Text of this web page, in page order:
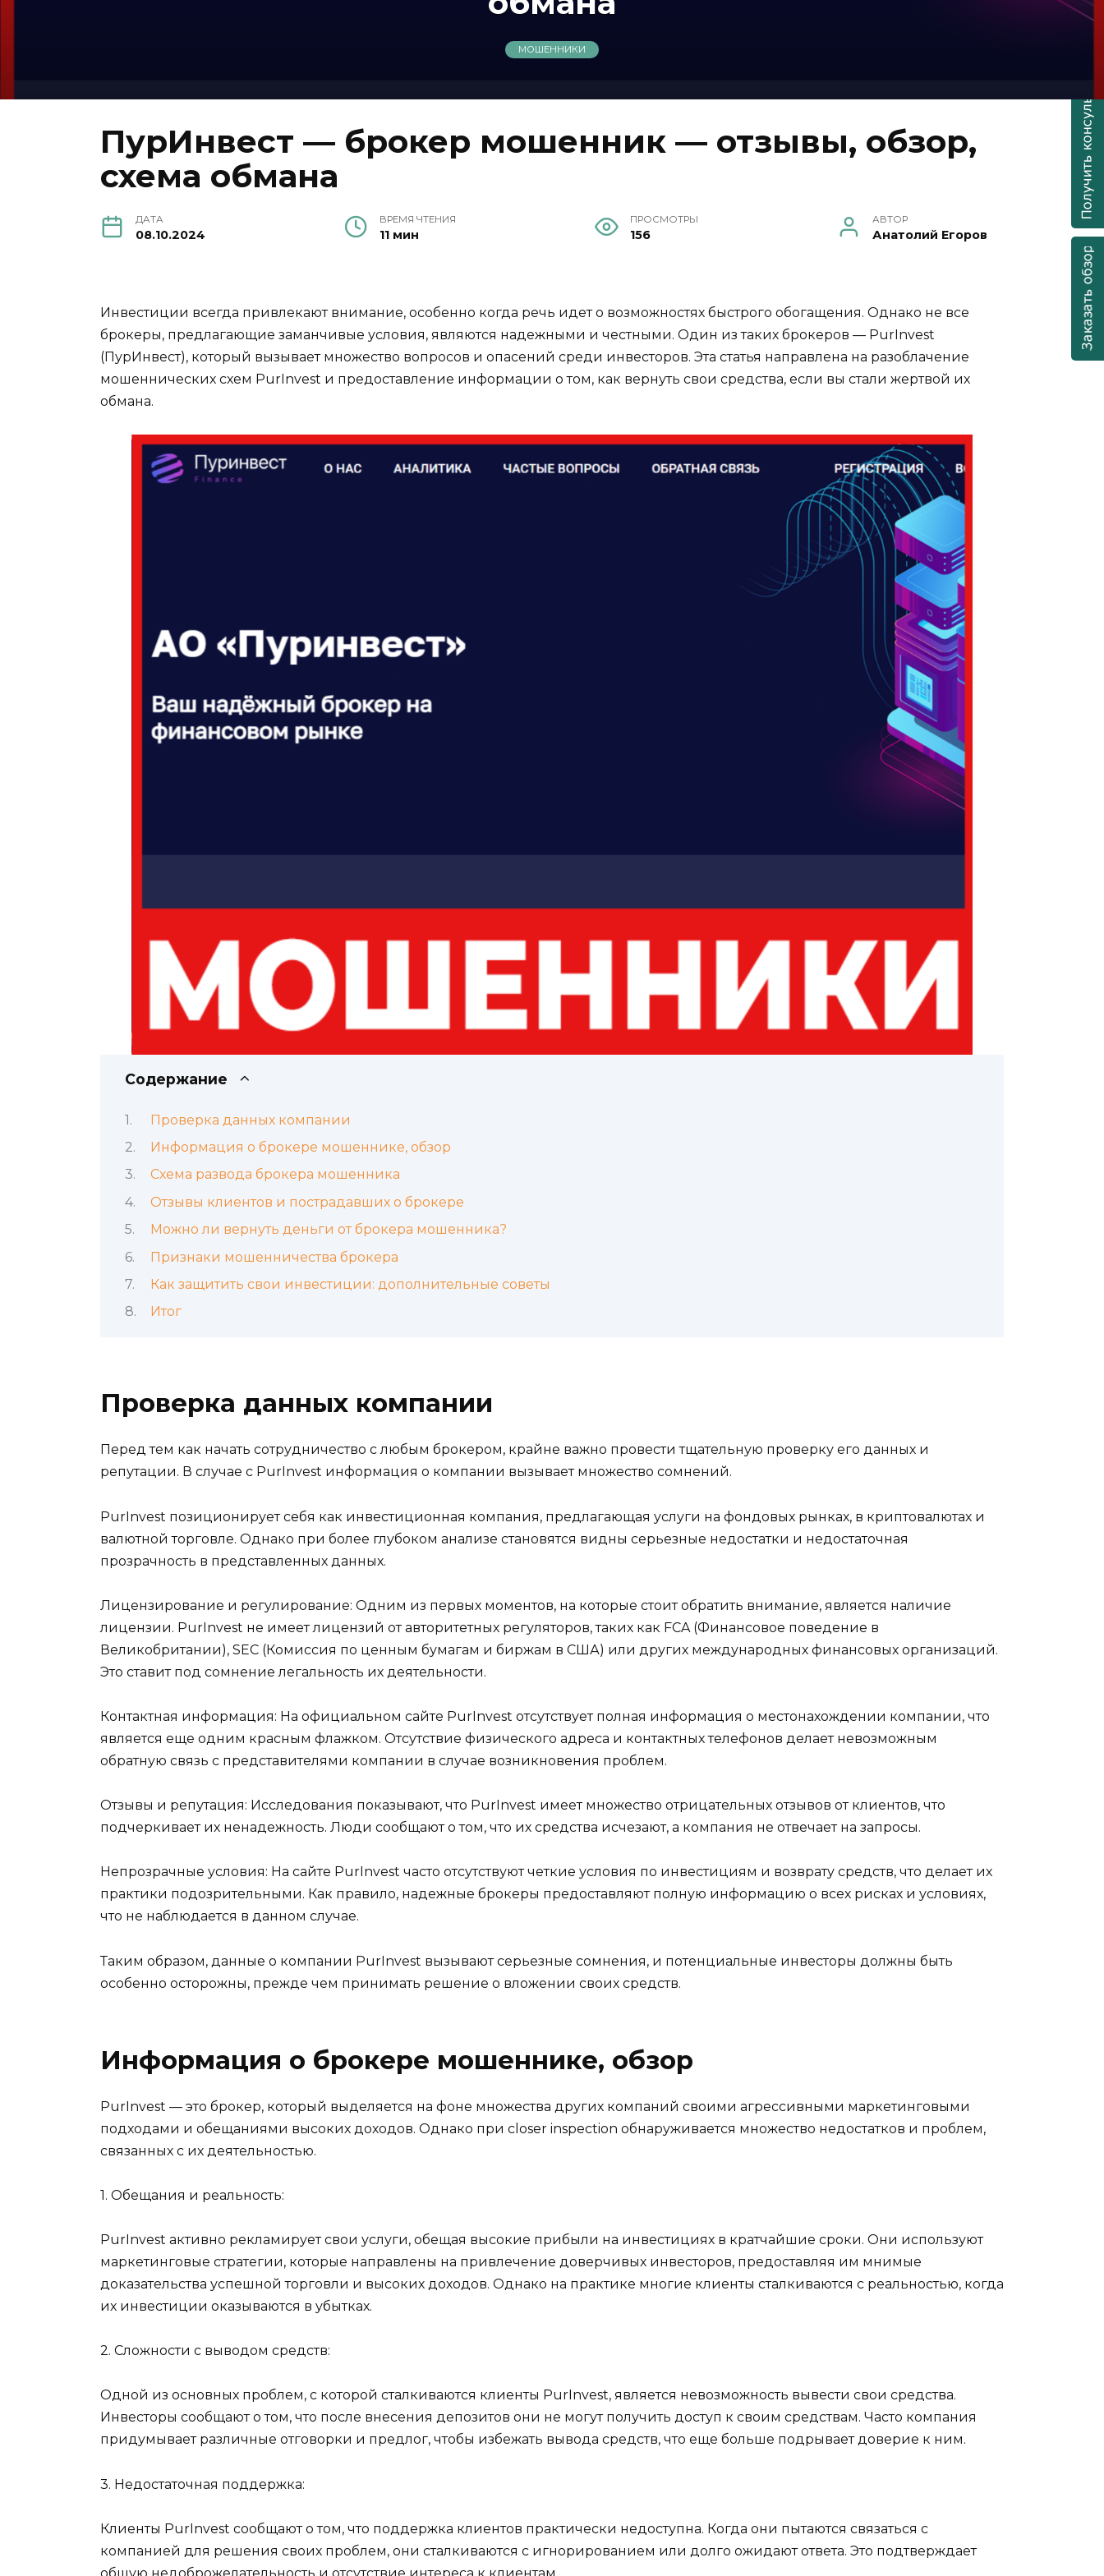
МОШЕННИКИ
ПурИнвест — брокер мошенник — отзывы, обзор,
схема обмана
ДАТА
08.10.2024
ВРЕМЯ ЧТЕНИЯ
11 мин
ПРОСМОТРЫ
156
АВТОР
Анатолий Егоров
Инвестиции всегда привлекают внимание, особенно когда речь идет о возможностях быстрого обогащения. Однако не все
брокеры, предлагающие заманчивые условия, являются надежными и честными. Один из таких брокеров — PurInvest
(ПурИнвест), который вызывает множество вопросов и опасений среди инвесторов. Эта статья направлена на разоблачение
мошеннических схем PurInvest и предоставление информации о том, как вернуть свои средства, если вы стали жертвой их
обмана.
Содержание
Проверка данных компании
Информация о брокере мошеннике, обзор
Схема развода брокера мошенника
Отзывы клиентов и пострадавших о брокере
Можно ли вернуть деньги от брокера мошенника?
Признаки мошенничества брокера
Как защитить свои инвестиции: дополнительные советы
Итог
Проверка данных компании
Перед тем как начать сотрудничество с любым брокером, крайне важно провести тщательную проверку его данных и
репутации. В случае с PurInvest информация о компании вызывает множество сомнений.
PurInvest позиционирует себя как инвестиционная компания, предлагающая услуги на фондовых рынках, в криптовалютах и
валютной торговле. Однако при более глубоком анализе становятся видны серьезные недостатки и недостаточная
прозрачность в представленных данных.
Лицензирование и регулирование: Одним из первых моментов, на которые стоит обратить внимание, является наличие
лицензии. PurInvest не имеет лицензий от авторитетных регуляторов, таких как FCA (Финансовое поведение в
Великобритании), SEC (Комиссия по ценным бумагам и биржам в США) или других международных финансовых организаций.
Это ставит под сомнение легальность их деятельности.
Контактная информация: На официальном сайте PurInvest отсутствует полная информация о местонахождении компании, что
является еще одним красным флажком. Отсутствие физического адреса и контактных телефонов делает невозможным
обратную связь с представителями компании в случае возникновения проблем.
Отзывы и репутация: Исследования показывают, что PurInvest имеет множество отрицательных отзывов от клиентов, что
подчеркивает их ненадежность. Люди сообщают о том, что их средства исчезают, а компания не отвечает на запросы.
Непрозрачные условия: На сайте PurInvest часто отсутствуют четкие условия по инвестициям и возврату средств, что делает их
практики подозрительными. Как правило, надежные брокеры предоставляют полную информацию о всех рисках и условиях,
что не наблюдается в данном случае.
Таким образом, данные о компании PurInvest вызывают серьезные сомнения, и потенциальные инвесторы должны быть
особенно осторожны, прежде чем принимать решение о вложении своих средств.
Информация о брокере мошеннике, обзор
PurInvest — это брокер, который выделяется на фоне множества других компаний своими агрессивными маркетинговыми
подходами и обещаниями высоких доходов. Однако при closer inspection обнаруживается множество недостатков и проблем,
связанных с их деятельностью.
1. Обещания и реальность:
PurInvest активно рекламирует свои услуги, обещая высокие прибыли на инвестициях в кратчайшие сроки. Они используют
маркетинговые стратегии, которые направлены на привлечение доверчивых инвесторов, предоставляя им мнимые
доказательства успешной торговли и высоких доходов. Однако на практике многие клиенты сталкиваются с реальностью, когда
их инвестиции оказываются в убытках.
2. Сложности с выводом средств:
Одной из основных проблем, с которой сталкиваются клиенты PurInvest, является невозможность вывести свои средства.
Инвесторы сообщают о том, что после внесения депозитов они не могут получить доступ к своим средствам. Часто компания
придумывает различные отговорки и предлог, чтобы избежать вывода средств, что еще больше подрывает доверие к ним.
3. Недостаточная поддержка:
Клиенты PurInvest сообщают о том, что поддержка клиентов практически недоступна. Когда они пытаются связаться с
компанией для решения своих проблем, они сталкиваются с игнорированием или долго ожидают ответа. Это подтверждает